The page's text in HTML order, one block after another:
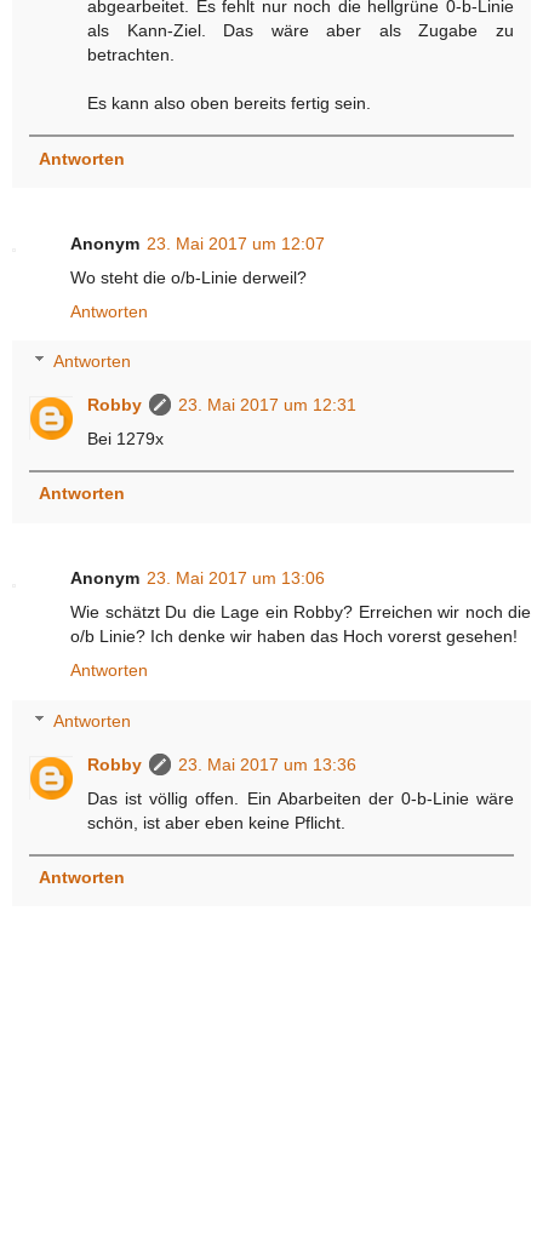
abgearbeitet. Es fehlt nur noch die hellgrüne 0-b-Linie
als Kann-Ziel. Das wäre aber als Zugabe zu
betrachten.
Es kann also oben bereits fertig sein.
Antworten
Anonym 23. Mai 2017 um 12:07
Wo steht die o/b-Linie derweil?
Antworten
Antworten
Robby
23. Mai 2017 um 12:31
Bei 1279x
Antworten
Anonym 23. Mai 2017 um 13:06
Wie schätzt Du die Lage ein Robby? Erreichen wir noch die
o/b Linie? Ich denke wir haben das Hoch vorerst gesehen!
Antworten
Antworten
Robby
23. Mai 2017 um 13:36
Das ist völlig offen. Ein Abarbeiten der 0-b-Linie wäre
schön, ist aber eben keine Pflicht.
Antworten